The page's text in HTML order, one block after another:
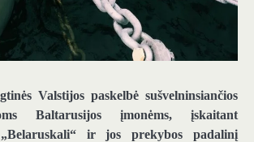
Valstijos paskelbė sušvelninsiančios
Baltarusijos įmonėms, įskaitant
ir jos prekybos padalinį